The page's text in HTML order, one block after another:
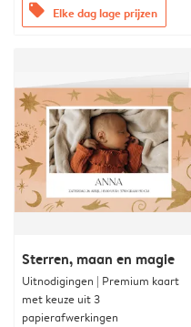
offers Elke dag lage prijzen
Sterren, maan en magie
Uitnodigingen | Premium kaart
met keuze uit 3
papierafwerkingen